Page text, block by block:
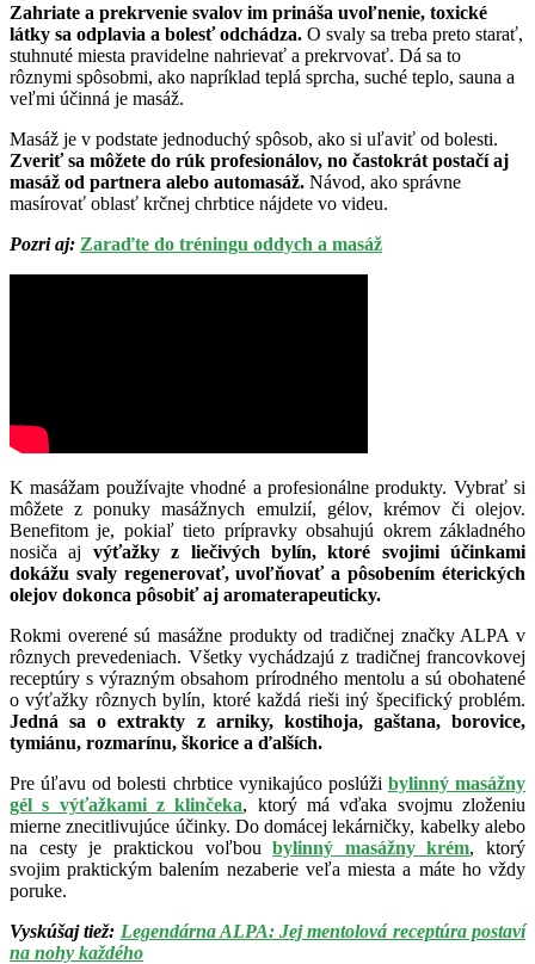
Zahriate a prekrvenie svalov im prináša uvoľnenie, toxické
látky sa odplavia a bolesť odchádza. O svaly sa treba preto starať,
stuhnuté miesta pravidelne nahrievať a prekrvovať. Dá sa to
rôznymi spôsobmi, ako napríklad teplá sprcha, suché teplo, sauna a
veľmi účinná je masáž.
Masáž je v podstate jednoduchý spôsob, ako si uľaviť od bolesti.
Zveriť sa môžete do rúk profesionálov, no častokrát postačí aj
masáž od partnera alebo automasáž. Návod, ako správne
masírovať oblasť krčnej chrbtice nájdete vo videu.
Pozri aj: Zaraďte do tréningu oddych a masáž
K masážam používajte vhodné a profesionálne produkty. Vybrať si
môžete z ponuky masážnych emulzií, gélov, krémov či olejov.
Benefitom je, pokiaľ tieto prípravky obsahujú okrem základného
nosiča aj výťažky z liečivých bylín, ktoré svojimi účinkami
dokážu svaly regenerovať, uvoľňovať a pôsobením éterických
olejov dokonca pôsobiť aj aromaterapeuticky.
Rokmi overené sú masážne produkty od tradičnej značky ALPA v
rôznych prevedeniach. Všetky vychádzajú z tradičnej francovkovej
receptúry s výrazným obsahom prírodného mentolu a sú obohatené
o výťažky rôznych bylín, ktoré každá rieši iný špecifický problém.
Jedná sa o extrakty z arniky, kostihoja, gaštana, borovice,
tymiánu, rozmarínu, škorice a ďalších.
Pre úľavu od bolesti chrbtice vynikajúco poslúži bylinný masážny
gél s výťažkami z klinčeka, ktorý má vďaka svojmu zloženiu
mierne znecitlivujúce účinky. Do domácej lekárničky, kabelky alebo
na cesty je praktickou voľboubylinný masážny krém, ktorý
svojim praktickým balením nezaberie veľa miesta a máte ho vždy
poruke.
Vyskúšaj tiež: Legendárna ALPA: Jej mentolová receptúra postaví
na nohy každého